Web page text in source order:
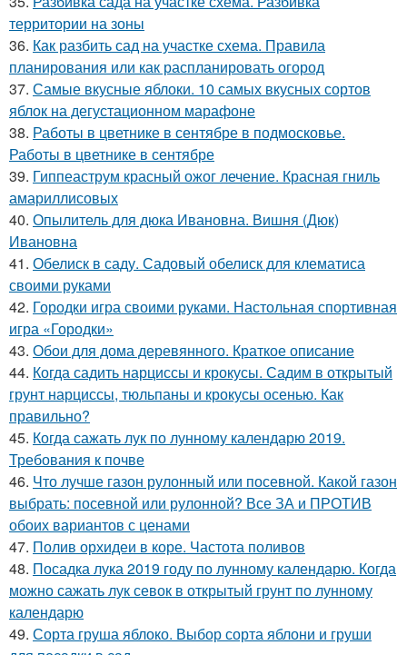
территории на зоны
36. Как разбить сад на участке схема. Правила
планирования или как распланировать огород
37. Самые вкусные яблоки. 10 самых вкусных сортов
яблок на дегустационном марафоне
38. Работы в цветнике в сентябре в подмосковье.
Работы в цветнике в сентябре
39. Гиппеаструм красный ожог лечение. Красная гниль
амариллисовых
40. Опылитель для дюка Ивановна. Вишня (Дюк)
Ивановна
41. Обелиск в саду. Садовый обелиск для клематиса
своими руками
42. Городки игра своими руками. Настольная спортивная
игра «Городки»
43. Обои для дома деревянного. Краткое описание
44. Когда садить нарциссы и крокусы. Садим в открытый
грунт нарциссы, тюльпаны и крокусы осенью. Как
правильно?
45. Когда сажать лук по лунному календарю 2019.
Требования к почве
46. Что лучше газон рулонный или посевной. Какой газон
выбрать: посевной или рулонной? Все ЗА и ПРОТИВ
обоих вариантов с ценами
47. Полив орхидеи в коре. Частота поливов
48. Посадка лука 2019 году по лунному календарю. Когда
можно сажать лук севок в открытый грунт по лунному
календарю
49. Сорта груша яблоко. Выбор сорта яблони и груши